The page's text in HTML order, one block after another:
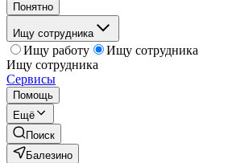
Понятно
Ищу сотрудника
Ищу работу
Ищу сотрудника
Ищу сотрудника
Сервисы
Помощь
Ещё
Поиск
Балезино